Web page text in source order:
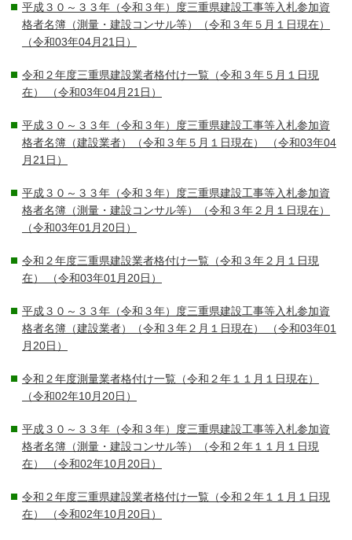
平成３０～３３年（令和３年）度三重県建設工事等入札参加資
格者名簿（測量・建設コンサル等）（令和３年５月１日現在）
（令和03年04月21日）
令和２年度三重県建設業者格付け一覧（令和３年５月１日現
在）
（令和03年04月21日）
平成３０～３３年（令和３年）度三重県建設工事等入札参加資
格者名簿（建設業者）（令和３年５月１日現在）
（令和03年04
月21日）
平成３０～３３年（令和３年）度三重県建設工事等入札参加資
格者名簿（測量・建設コンサル等）（令和３年２月１日現在）
（令和03年01月20日）
令和２年度三重県建設業者格付け一覧（令和３年２月１日現
在）
（令和03年01月20日）
平成３０～３３年（令和３年）度三重県建設工事等入札参加資
格者名簿（建設業者）（令和３年２月１日現在）
（令和03年01
月20日）
令和２年度測量業者格付け一覧（令和２年１１月１日現在）
（令和02年10月20日）
平成３０～３３年（令和３年）度三重県建設工事等入札参加資
格者名簿（測量・建設コンサル等）（令和２年１１月１日現
在）
（令和02年10月20日）
令和２年度三重県建設業者格付け一覧（令和２年１１月１日現
在）
（令和02年10月20日）